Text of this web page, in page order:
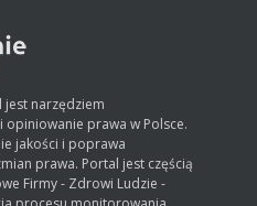
narzędziem
prawa w Polsce.
jakości i poprawa
prawa. Portal jest częścią
Firmy - Zdrowi Ludzie -